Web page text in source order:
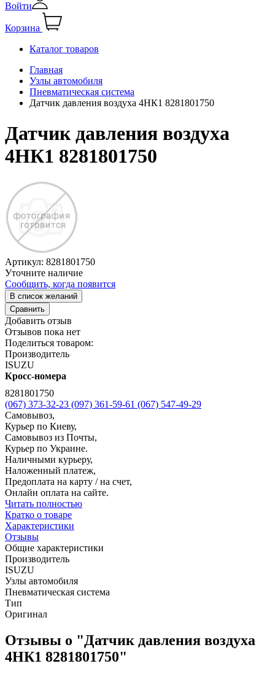
Войти
Корзина
Каталог товаров
Главная
Узлы автомобиля
Пневматическая система
Датчик давления воздуха 4НК1 8281801750
Датчик давления воздуха
4НК1 8281801750
Артикул: 8281801750
Уточните наличие
Сообщить, когда появится
В список желаний
Сравнить
Добавить отзыв
Отзывов пока нет
Поделиться товаром:
Производитель
ISUZU
Кросс-номера
8281801750
(067) 373-32-23 (097) 361-59-61 (067) 547-49-29
Самовывоз,
Курьер по Киеву,
Самовывоз из Почты,
Курьер по Украине.
Наличными курьеру,
Наложенный платеж,
Предоплата на карту / на счет,
Онлайн оплата на сайте.
Читать полностью
Кратко о товаре
Характеристики
Отзывы
Общие характеристики
Производитель
ISUZU
Узлы автомобиля
Пневматическая система
Тип
Оригинал
Отзывы о "Датчик давления воздуха
4НК1 8281801750"